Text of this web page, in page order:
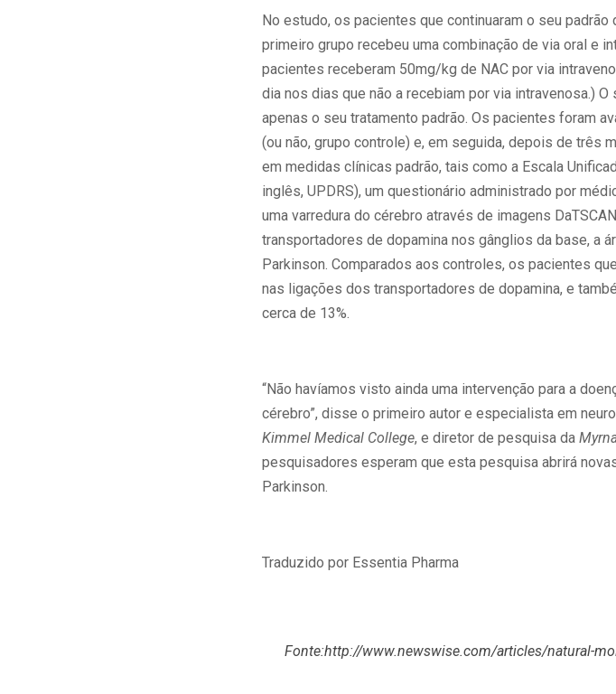
No estudo, os pacientes que continuaram o seu
primeiro grupo recebeu uma combinação de via oral e
pacientes receberam 50mg/kg de NAC por via
dia nos dias que não a recebiam por via intravenosa.)
apenas o seu tratamento padrão. Os pacientes foram
(ou não, grupo controle) e, em seguida, depois de três
em medidas clínicas padrão, tais como a Escala
inglês, UPDRS), um questionário administrado por
uma varredura do cérebro através de imagens
transportadores de dopamina nos gânglios da base, a
Parkinson. Comparados aos controles, os pacientes
nas ligações dos transportadores de dopamina, e
cerca de 13%.
“Não havíamos visto ainda uma intervenção para a
cérebro”, disse o primeiro autor e especialista em
Kimmel Medical College, e diretor de pesquisa da
pesquisadores esperam que esta pesquisa abrirá
Parkinson.
Traduzido por Essentia Pharma
Fonte:http://www.newswise.com/articles/natural-